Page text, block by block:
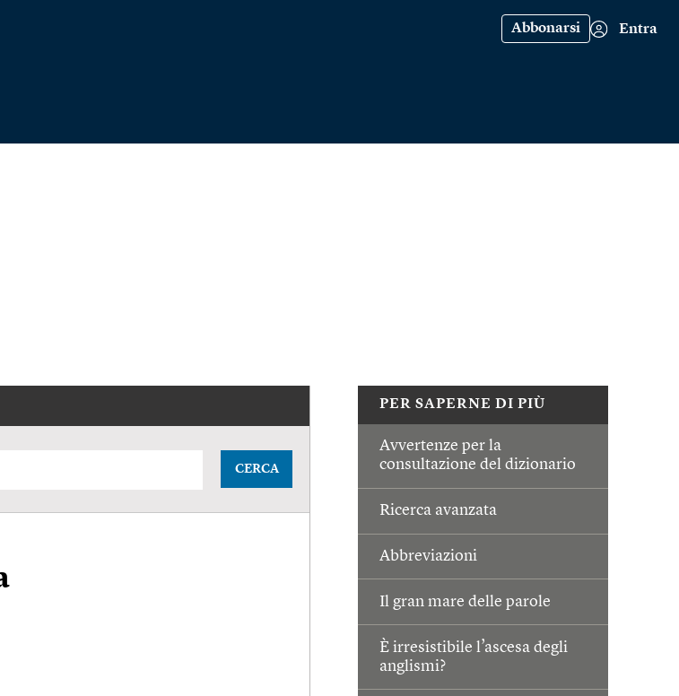
Abbonarsi Entra
PER SAPERNE DI PIÙ
Avvertenze per la
consultazione del dizionario
Ricerca avanzata
Abbreviazioni
Il gran mare delle parole
È irresistibile l’ascesa degli
anglismi?
CERCA